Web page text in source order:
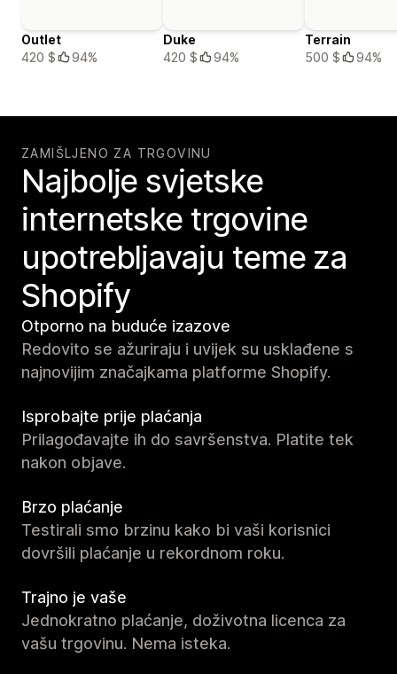
Outlet
420 $
94%
Duke
420 $
94%
Terrain
500 $
94%
ZAMIŠLJENO ZA TRGOVINU
Najbolje svjetske
internetske trgovine
upotrebljavaju teme za
Shopify
Otporno na buduće izazove
Redovito se ažuriraju i uvijek su usklađene s
najnovijim značajkama platforme Shopify.
Isprobajte prije plaćanja
Prilagođavajte ih do savršenstva. Platite tek
nakon objave.
Brzo plaćanje
Testirali smo brzinu kako bi vaši korisnici
dovršili plaćanje u rekordnom roku.
Trajno je vaše
Jednokratno plaćanje, doživotna licenca za
vašu trgovinu. Nema isteka.